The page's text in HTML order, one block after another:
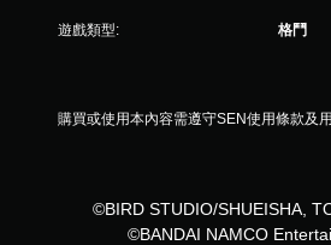
遊戲類型: 格鬥
購買或使用本內容需遵守SEN使用條款及用
©BIRD STUDIO/SHUEISHA,
©BANDAI NAMCO